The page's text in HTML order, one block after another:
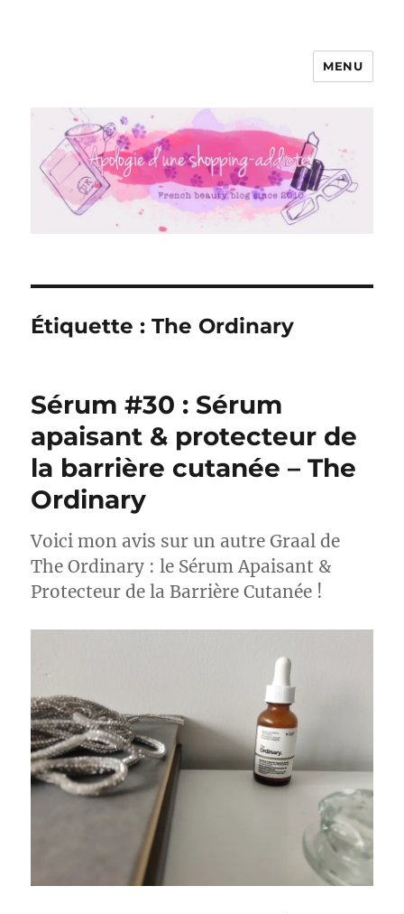
Apologie d'une Shopping-addicte
MENU
Étiquette :The Ordinary
Sérum #30 : Sérum
apaisant & protecteur de
la barrière cutanée – The
Ordinary
Voici mon avis sur un autre Graal de
The Ordinary : le Sérum Apaisant &
Protecteur de la Barrière Cutanée !